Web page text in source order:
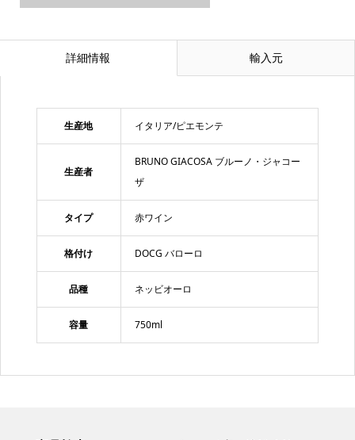
詳細情報 輸入元
生産地 イタリア/ピエモンテ
生産者
BRUNO GIACOSA ブルーノ・ジャコー
ザ
タイプ 赤ワイン
格付け DOCG バローロ
品種 ネッビオーロ
容量 750ml